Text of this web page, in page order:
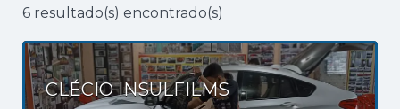
6 resultado(s) encontrado(s)
CLÉCIO INSULFILMS